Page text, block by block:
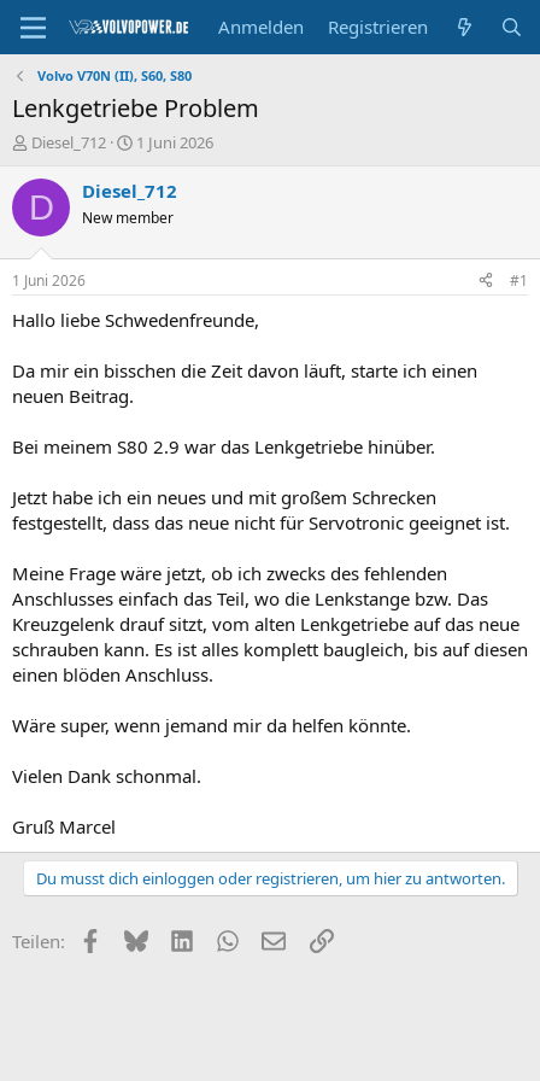
Anmelden Registrieren
Volvo V70N (II), S60, S80
Lenkgetriebe Problem
E
s
e
r
Diesel_712
E
s
t
e
t
a
1 Juni 2026
D Diesel_712
New member
1 Juni 2026 #1
Hallo liebe Schwedenfreunde,
Da mir ein bisschen die Zeit davon läuft, starte ich einen
neuen Beitrag.
Bei meinem S80 2.9 war das Lenkgetriebe hinüber.
Jetzt habe ich ein neues und mit großem Schrecken
festgestellt, dass das neue nicht für Servotronic geeignet ist.
Meine Frage wäre jetzt, ob ich zwecks des fehlenden
Anschlusses einfach das Teil, wo die Lenkstange bzw. Das
Kreuzgelenk drauf sitzt, vom alten Lenkgetriebe auf das neue
schrauben kann. Es ist alles komplett baugleich, bis auf diesen
einen blöden Anschluss.
Wäre super, wenn jemand mir da helfen könnte.
Vielen Dank schonmal.
Gruß Marcel
Du musst dich einloggen oder registrieren, um hier zu antworten.
Teilen: Facebook
BlueskyLinkedInWhatsApp
E-MailLink